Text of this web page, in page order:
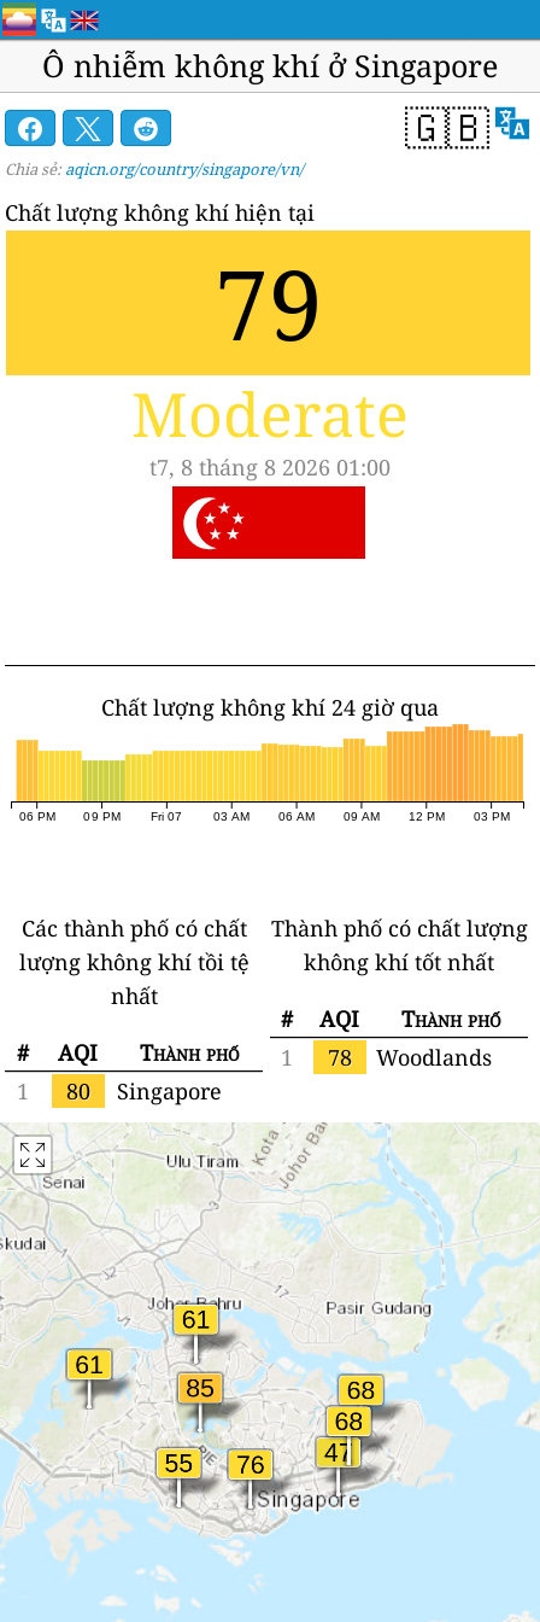
Ô nhiễm không khí ở Singapore
🇬🇧
Chia sẻ: aqicn.org/country/singapore/vn/
Chất lượng không khí hiện tại
79
Moderate
t7, 8 tháng 8 2026 01:00
Chất lượng không khí 24 giờ qua
06 PM 09 PM Fri 07 03 AM 06 AM 09 AM 12 PM 03 PM
Các thành phố có chất
lượng không khí tồi tệ
nhất
#
AQI
Thành phố
1
80 Singapore
Thành phố có chất lượng
không khí tốt nhất
#
AQI
Thành phố
1
78 Woodlands